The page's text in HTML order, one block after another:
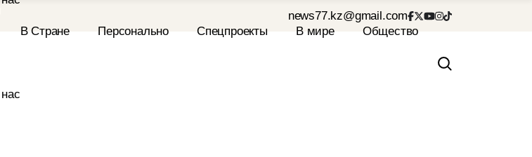
news77.kz@gmail.com